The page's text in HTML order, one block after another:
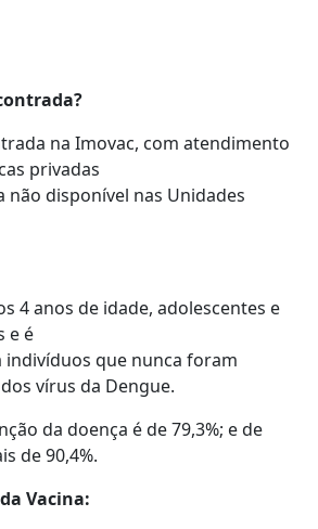
na Imovac, com atendimento
privadas
não disponível nas Unidades
4 anos de idade, adolescentes e
e é
indivíduos que nunca foram
vírus da Dengue.
da doença é de 79,3%; e de
de 90,4%.
Vacina: